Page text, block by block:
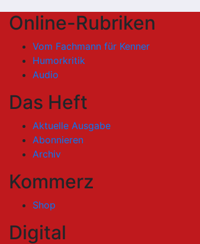
Online-Rubriken
Vom Fachmann für Kenner
Humorkritik
Audio
Das Heft
Aktuelle Ausgabe
Abonnieren
Archiv
Kommerz
Shop
Digital